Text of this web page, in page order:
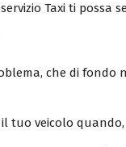
Taxi ti possa
che di
tuo veicolo quando,